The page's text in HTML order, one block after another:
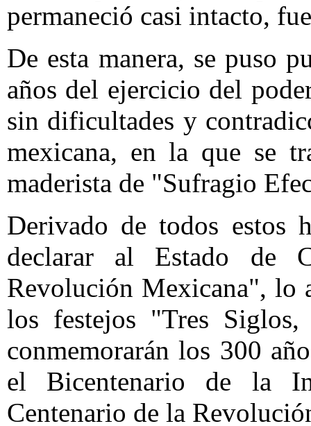
permaneció casi intacto,
De esta manera, se puso
años del ejercicio del
sin dificultades y
mexicana, en la que se
maderista de "Sufragio
Derivado de todos estos
declarar al Estado de
Revolución Mexicana", lo
los festejos "Tres
conmemorarán los 300
el Bicentenario de la
Centenario de la